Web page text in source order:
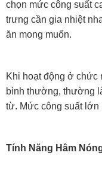
chọn mức công suất
trưng cần gia nhiệt
ăn mong muốn.
Khi hoạt động ở chức
bình thường, thường
từ. Mức công suất lớn
Tính Năng Hâm